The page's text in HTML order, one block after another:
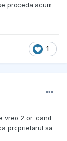
proceda acum
1
vreo 2 ori cand
proprietarul sa